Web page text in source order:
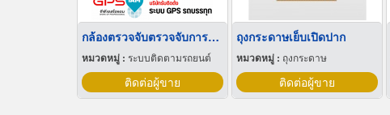
กล้องตรวจจับตรวจจับการหลับใน
หมวดหมู่ : ระบบติดตามรถยนต์
ติดต่อผู้ขาย
ถุงกระดาษเย็บเปิดปาก
หมวดหมู่ : ถุงกระดาษ
ติดต่อผู้ขาย